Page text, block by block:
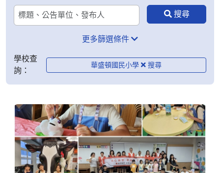
更多篩選條件
學校查
詢：
華盛頓國民小學